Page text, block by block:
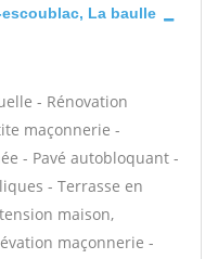
La baulle
- Rénovation
maçonnerie -
- Pavé autobloquant -
- Terrasse en
maison,
maçonnerie -